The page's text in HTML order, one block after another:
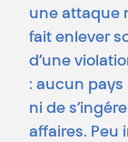
une attaque
fait enlever
d’une
: aucun pays
ni de
affaires. Peu